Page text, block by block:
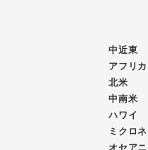
中近東
アフリカ
北米
中南米
ハワイ
ミクロ
オセア